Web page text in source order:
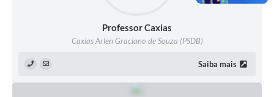
Professor Caxias
Caxias Arlen Graciano de Souza (PSDB)
Saiba mais